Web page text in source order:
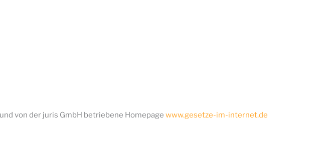
und von der juris GmbH betriebene Homepage www.gesetze-im-internet.de